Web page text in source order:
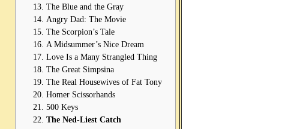
The Blue and the Gray
Angry Dad: The Movie
The Scorpion’s Tale
A Midsummer’s Nice Dream
Love Is a Many Strangled Thing
The Great Simpsina
The Real Housewives of Fat Tony
Homer Scissorhands
500 Keys
The Ned-Liest Catch